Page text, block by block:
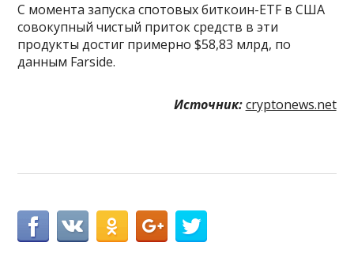
С момента запуска спотовых биткоин-ETF в США
совокупный чистый приток средств в эти
продукты достиг примерно $58,83 млрд, по
данным Farside.
Источник: cryptonews.net